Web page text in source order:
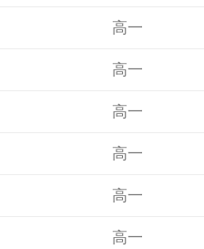
高一
高一
高一
高一
高一
高一